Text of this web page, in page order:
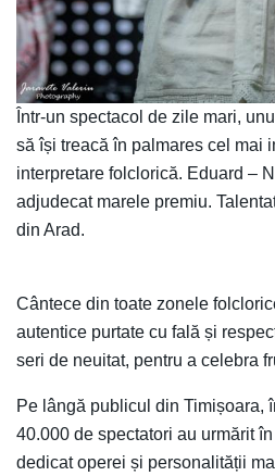
Într-un spectacol de zile mari,
să își treacă în palmares cel mai
interpretare folclorică. Eduard –
adjudecat marele premiu.
din Arad.
Cântece din toate zonele
autentice purtate cu fală și
seri de neuitat, pentru a celebra
Pe lângă publicul din Timișoara,
40.000 de spectatori au urmărit
dedicat operei și personalității